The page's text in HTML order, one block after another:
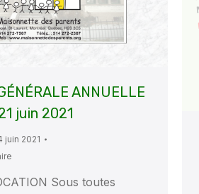
ANNUELLE
juin 2021
juin 2021
Sous toutes